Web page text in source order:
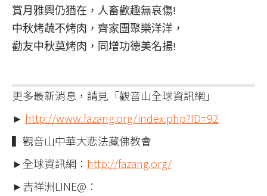
賞月雅興仍猶在，人畜歡趣無哀傷!
中秋烤蔬不烤肉，齊家團聚樂洋洋，
勸友中秋莫烤肉，同增功德美名揚!
更多最新消息，請見「觀音山全球資訊網」
► http://www.fazang.org/index.php?ID=92
▍觀音山中華大悲法藏佛教會
►全球資訊網： http://fazang.org/
►吉祥洲LINE@：